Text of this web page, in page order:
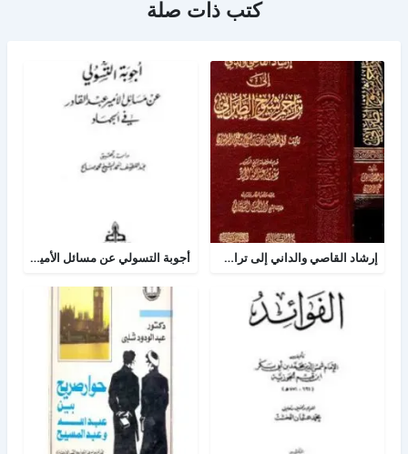
كتب ذات صلة
إرشاد القاصي والداني إلى تراجم شيوخ الطبراني أجوبة التسولي عن مسائل الأمير عبد القادر في الجهاد